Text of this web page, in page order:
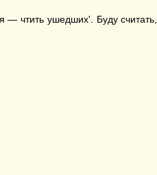
— чтить ушедших'. Буду